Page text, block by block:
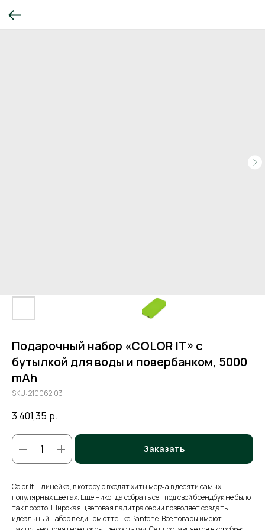
Подарочный набор «COLOR IT» с
бутылкой для воды и повербанком, 5000
mAh
SKU:210062.03
3 401,35 р.
Заказать
Color It — линейка, в которую входят хиты мерча в десяти самых
популярных цветах. Еще никогда собрать сет под свой брендбук не было
так просто. Широкая цветовая палитра серии позволяет создать
идеальный набор в едином оттенке Pantone. Все товары имеют